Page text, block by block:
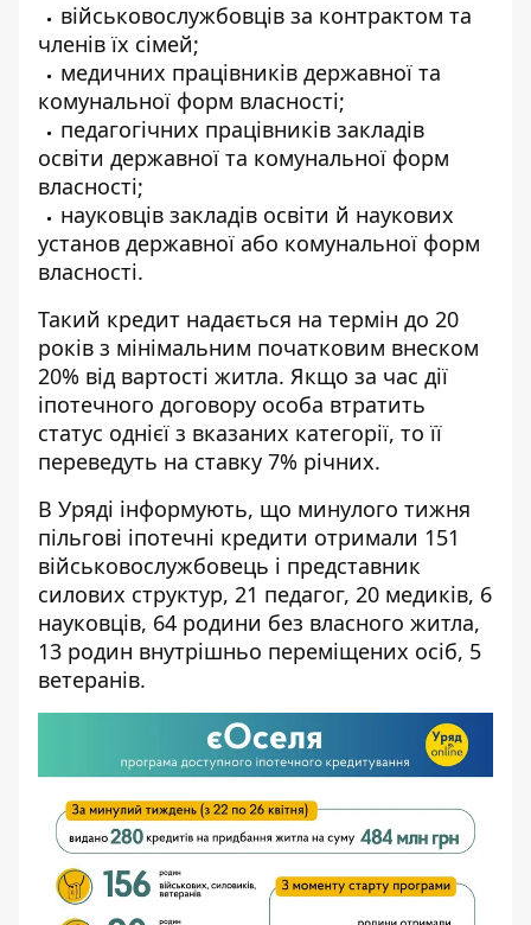
військовослужбовців за контрактом та
членів їх сімей;
медичних працівників державної та
комунальної форм власності;
педагогічних працівників закладів
освіти державної та комунальної форм
власності;
науковців закладів освіти й наукових
установ державної або комунальної форм
власності.
Такий кредит надається на термін до 20
років з мінімальним початковим внеском
20% від вартості житла. Якщо за час дії
іпотечного договору особа втратить
статус однієї з вказаних категорії, то її
переведуть на ставку 7% річних.
В Уряді інформують, що минулого тижня
пільгові іпотечні кредити отримали 151
військовослужбовець і представник
силових структур, 21 педагог, 20 медиків, 6
науковців, 64 родини без власного житла,
13 родин внутрішньо переміщених осіб, 5
ветеранів.